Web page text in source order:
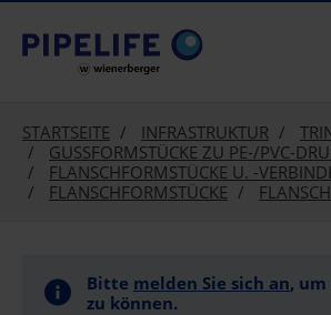
text.skipToContent
text.skipToNavigation
STARTSEITE INFRASTRUKTUR
GUSSFORMSTÜCKE ZU PE-/PVC-
FLANSCHFORMSTÜCKE U. -
FLANSCHFORMSTÜCKE
Bitte melden Sie sich an,
zu können.